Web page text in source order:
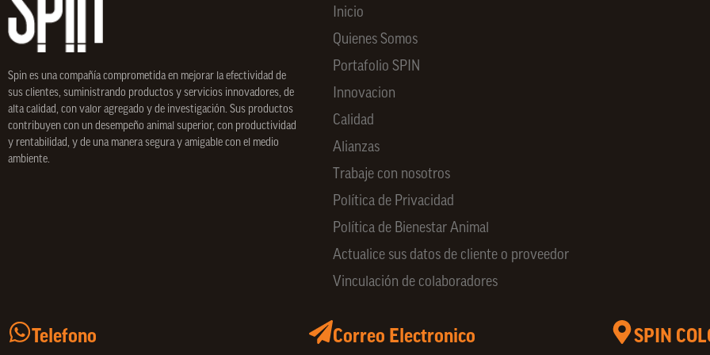
Spin es una compañía comprometida en mejorar la efectividad de
sus clientes, suministrando productos y servicios innovadores, de
alta calidad, con valor agregado y de investigación. Sus productos
contribuyen con un desempeño animal superior, con productividad
y rentabilidad, y de una manera segura y amigable con el medio
ambiente.
Inicio
Quienes Somos
Portafolio SPIN
Innovacion
Calidad
Alianzas
Trabaje con nosotros
Política de Privacidad
Política de Bienestar Animal
Actualice sus datos de cliente o proveedor
Vinculación de colaboradores
Telefono Correo Electronico SPIN